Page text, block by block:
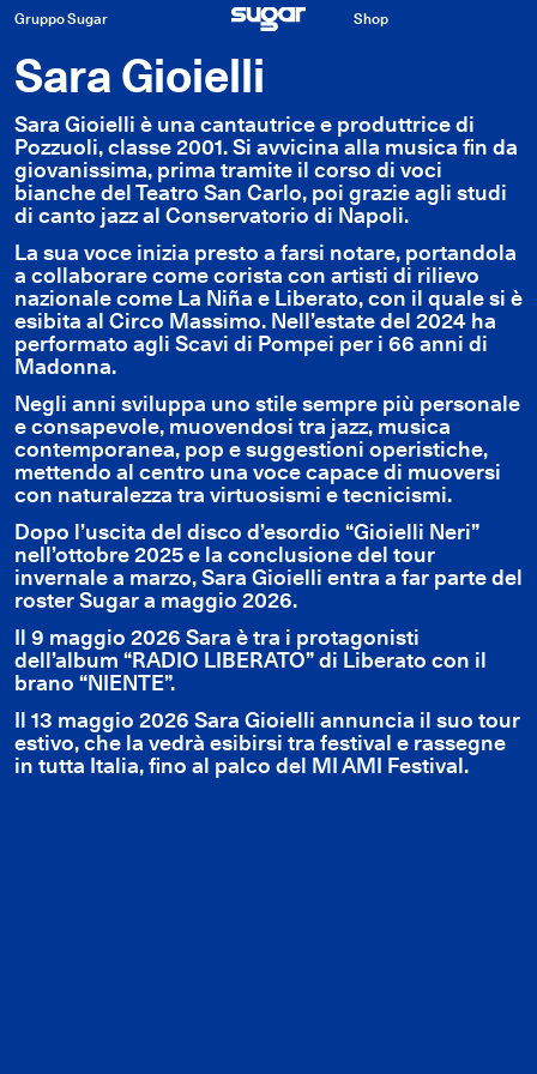
Gruppo Sugar Shop
Sara Gioielli
Sara Gioielli è una cantautrice e produttrice di
Pozzuoli, classe 2001. Si avvicina alla musica fin da
giovanissima, prima tramite il corso di voci
bianche del Teatro San Carlo, poi grazie agli studi
di canto jazz al Conservatorio di Napoli.
La sua voce inizia presto a farsi notare, portandola
a collaborare come corista con artisti di rilievo
nazionale come La Niña e Liberato, con il quale si è
esibita al Circo Massimo. Nell’estate del 2024 ha
performato agli Scavi di Pompei per i 66 anni di
Madonna.
Negli anni sviluppa uno stile sempre più personale
e consapevole, muovendosi tra jazz, musica
contemporanea, pop e suggestioni operistiche,
mettendo al centro una voce capace di muoversi
con naturalezza tra virtuosismi e tecnicismi.
Dopo l’uscita del disco d’esordio “Gioielli Neri”
nell’ottobre 2025 e la conclusione del tour
invernale a marzo, Sara Gioielli entra a far parte del
roster Sugar a maggio 2026.
Il 9 maggio 2026 Sara è tra i protagonisti
dell’album “RADIO LIBERATO” di Liberato con il
brano “NIENTE”.
Il 13 maggio 2026 Sara Gioielli annuncia il suo tour
estivo, che la vedrà esibirsi tra festival e rassegne
in tutta Italia, fino al palco del MI AMI Festival.